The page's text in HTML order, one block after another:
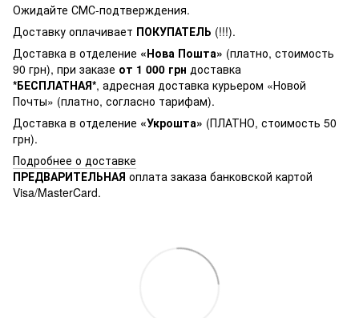
Ожидайте СМС-подтверждения.
Доставку оплачивает ПОКУПАТЕЛЬ (!!!).
Доставка в отделение «Нова Пошта» (платно, стоимость
90 грн), при заказе от 1 000 грн доставка
*БЕСПЛАТНАЯ*, адресная доставка курьером «Новой
Почты» (платно, согласно тарифам).
Доставка в отделение «Укрошта» (ПЛАТНО, стоимость 50
грн).
Подробнее о доставке
ПРЕДВАРИТЕЛЬНАЯ оплата заказа банковской картой
Visa/MasterCard.